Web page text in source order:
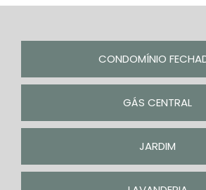
CONDOMÍNIO
GÁS CENTRAL
JARDIM